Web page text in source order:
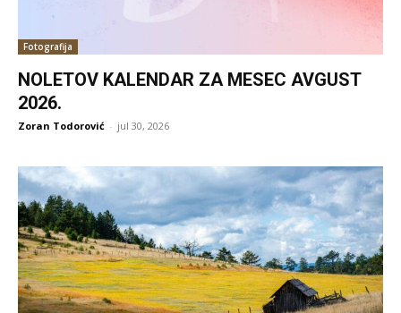
Fotografija
NOLETOV KALENDAR ZA MESEC AVGUST
2026.
Zoran Todorović - jul 30, 2026